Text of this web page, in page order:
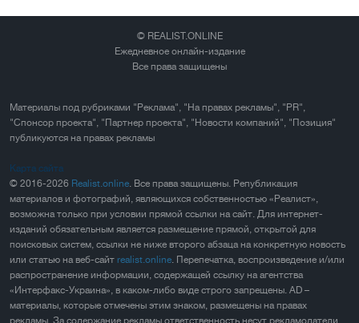
© REALIST.ONLINE
Ежедневное онлайн-издание
Все права защищены
Материалы под рубриками "Реклама", "На правах рекламы", "PR",
"Спонсор проекта", "Партнер проекта", "Новости компаний", "Позиция"
публикуются на правах рекламы
Карта сайта
© 2016-2026 Realist.online . Все права защищены. Републикация
материалов и фотографий, являющихся собственностью «Реалист»,
возможна только при условии прямой ссылки на сайт. Для интернет-
изданий обязательным является размещение прямой, открытой для
поисковых систем, ссылки не ниже второго абзаца на конкретную новость
или статью на веб-сайт realist.online . Перепечатка, воспроизведение и/или
распространение информации, содержащей ссылку на агентства
«Интерфакс-Украина», в каком-либо виде строго запрещены. AD –
материалы, которые отмечены этим знаком, размещены на правах
рекламы. За содержание рекламы ответственность несут рекламодатели.